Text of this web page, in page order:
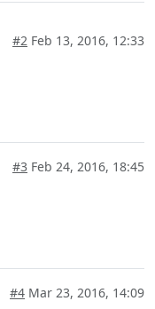
#2 Feb 13, 2016, 12:33
#3 Feb 24, 2016, 18:45
#4 Mar 23, 2016, 14:09